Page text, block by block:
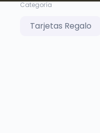
Categoría
Tarjetas Regalo